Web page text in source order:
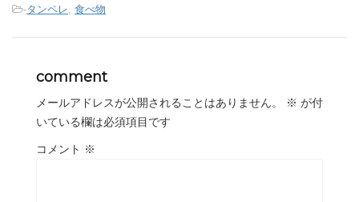
-タンペレ 食べ物
comment
メールアドレスが公開されることはありません。 ※ が付
いている欄は必須項目です
コメント ※